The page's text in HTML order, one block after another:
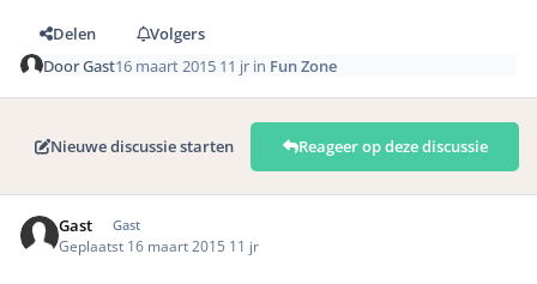
Delen
Volgers
DoorGast16 maart 2015 11 jr in Fun Zone
Nieuwe discussie starten Reageer op deze discussie
Gast Gast
Geplaatst 16 maart 2015 11 jr